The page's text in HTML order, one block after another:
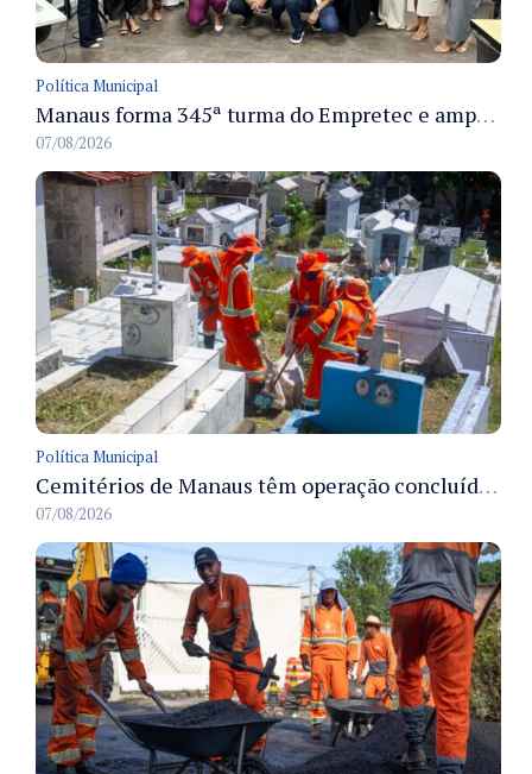
Política Municipal
Manaus forma 345ª turma do Empretec e amplia qualificação de empreendedores na cidade
07/08/2026
Política Municipal
Cemitérios de Manaus têm operação concluída e estrutura pronta para receber famílias no Dia dos Pais
07/08/2026